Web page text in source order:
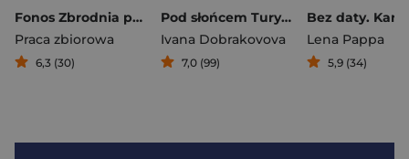
Fonos Zbrodnia po grecku Antologia opowiadań kryminalnych
Praca zbiorowa
6,3 (30)
Pod słońcem Turynu
Ivana Dobrakovova
7,0 (99)
Lena Pappa
5,9 (34)